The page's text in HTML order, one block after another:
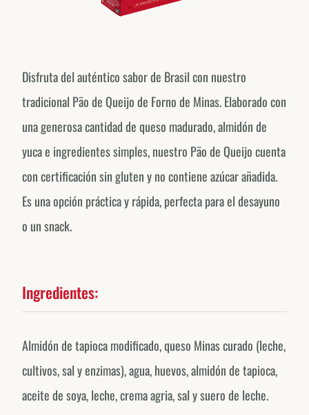
Disfruta del auténtico sabor de Brasil con nuestro
tradicional Pão de Queijo de Forno de Minas. Elaborado con
una generosa cantidad de queso madurado, almidón de
yuca e ingredientes simples, nuestro Pão de Queijo cuenta
con certificación sin gluten y no contiene azúcar añadida.
Es una opción práctica y rápida, perfecta para el desayuno
o un snack.
Ingredientes:
Almidón de tapioca modificado, queso Minas curado (leche,
cultivos, sal y enzimas), agua, huevos, almidón de tapioca,
aceite de soya, leche, crema agria, sal y suero de leche.